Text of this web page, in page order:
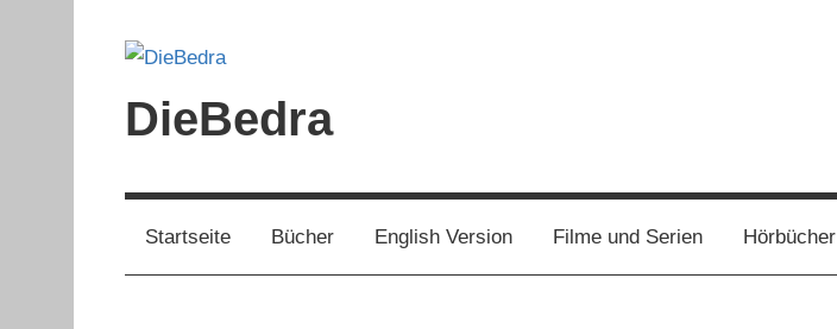
DieBedra
Startseite Bücher English Version Filme und Serien Hörbücher